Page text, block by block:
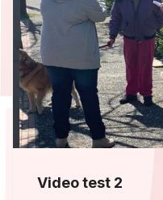
Video test 2